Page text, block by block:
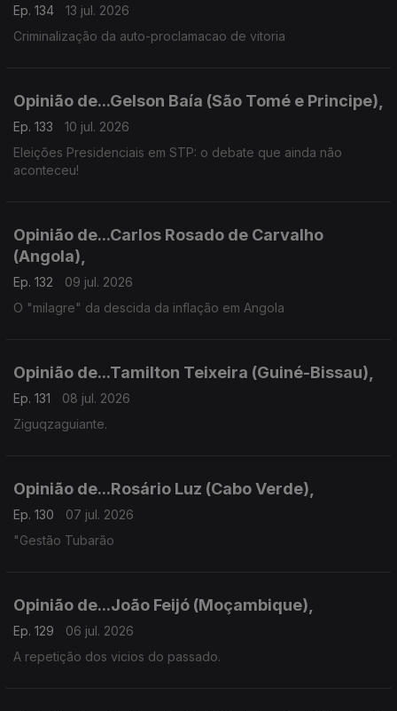
Ep. 134
13 jul. 2026
Criminalização da auto-proclamacao de vitoria
Opinião de...Gelson Baía (São Tomé e Principe),
Ep. 133
10 jul. 2026
Eleições Presidenciais em STP: o debate que ainda não
aconteceu!
Opinião de...Carlos Rosado de Carvalho
(Angola),
Ep. 132
09 jul. 2026
O "milagre" da descida da inflação em Angola
Opinião de...Tamilton Teixeira (Guiné-Bissau),
Ep. 131
08 jul. 2026
Ziguqzaguiante.
Opinião de...Rosário Luz (Cabo Verde),
Ep. 130
07 jul. 2026
"Gestão Tubarão
Opinião de...João Feijó (Moçambique),
Ep. 129
06 jul. 2026
A repetição dos vicios do passado.